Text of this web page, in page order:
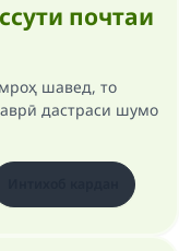
почтаи
шавед, то
дастраси шумо